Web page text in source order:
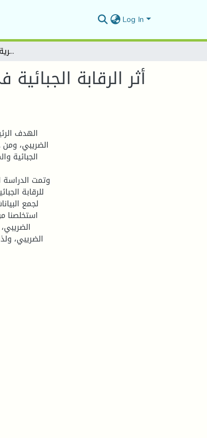
Log In
أثر الرقابة الجبائية في التحصيل الضريبي دراسة حالة بمديرية الضرائب بولاية المسيلة
أثر الرقابة
الهدف
الضريبي، ومن
الجبائية
وتمت الدراسة
للرقابة
لجمع
استخلصنا
الضريبي،